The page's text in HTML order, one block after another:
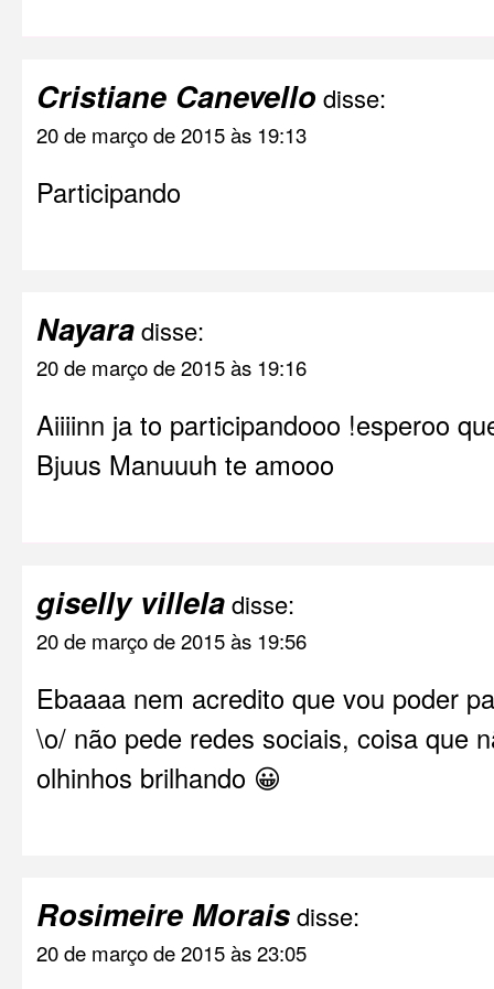
Cristiane Canevello disse:
20 de março de 2015 às 19:13
Participando
Nayaradisse:
20 de março de 2015 às 19:16
Aiiiinn ja to participandooo !esperoo
Bjuus Manuuuh te amooo
giselly villeladisse:
20 de março de 2015 às 19:56
Ebaaaa nem acredito que vou poder
\o/ não pede redes sociais, coisa que
olhinhos brilhando 😀
Rosimeire Moraisdisse:
20 de março de 2015 às 23:05